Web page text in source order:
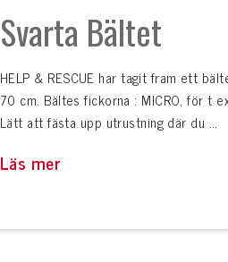
Svarta Bältet
HELP & RESCUE har tagit fram ett
70 cm. Bältes fickorna : MICRO, för t
Lätt att fästa upp utrustning där du …
Läs mer